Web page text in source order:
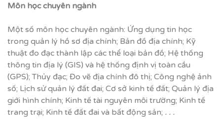
Môn học chuyên ngành
Một số môn học chuyên ngành: Ứng dụng tin học
trong quản lý hồ sơ địa chính; Bản đồ địa chính; Kỹ
thuật đo đạc thành lập các thể loại bản đồ; Hệ thống
thông tin địa lý (GIS) và hệ thống định vị toàn cầu
(GPS); Thủy đạc; Đo vẽ địa chính đô thị; Công nghệ ảnh
số; Lịch sử quản lý đất đai; Cơ sở kinh tế đất; Quản lý địa
giới hình chính; Kinh tế tài nguyên môi trường; Kinh tế
trang trại; Kinh tế đất đai và bất động sản; . . .